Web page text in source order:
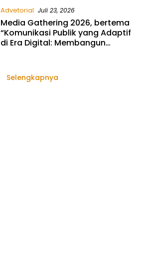
Advetorial Juli 23, 2026
Media Gathering 2026, bertema
“Komunikasi Publik yang Adaptif
di Era Digital: Membangun
Selengkapnya